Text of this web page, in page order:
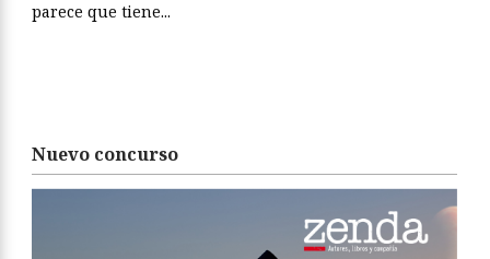
parece que tiene...
Nuevo concurso